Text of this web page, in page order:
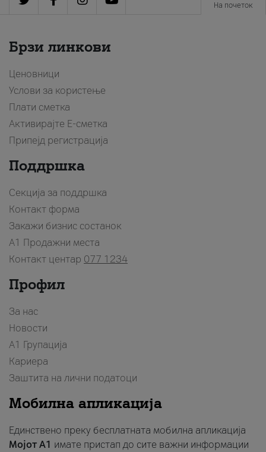
На почеток
Брзи линкови
Ценовници
Услови за користење
Плати сметка
Активирајте Е-сметка
Припејд регистрација
Поддршка
Секција за поддршка
Контакт форма
Закажи бизнис состанок
A1 Продажни места
Контакт центар 077 1234
Профил
За нас
Новости
А1 Групација
Кариера
Заштита на лични податоци
Мобилна апликација
Единствено преку бесплатната мобилна апликација
Мојот A1 имате пристап до сите важни информации